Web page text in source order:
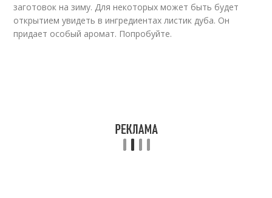
заготовок на зиму. Для некоторых может быть будет
открытием увидеть в ингредиентах листик дуба. Он
придает особый аромат. Попробуйте.